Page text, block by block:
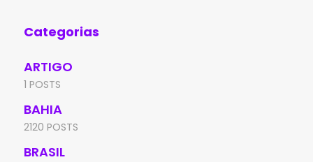
Categorias
ARTIGO
1 POSTS
BAHIA
2120 POSTS
BRASIL